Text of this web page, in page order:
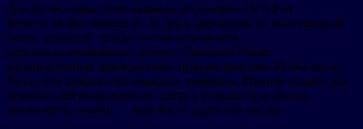
Для футбольных болельщиков посещение FIFA Fan
Festival может начаться с острых ощущений от виртуальной
серии пенальти, чтобы потом запечатлеть
персонализированный момент Champion Frame,
вдохновленный знаменитыми празднованиями Кубка мира.
Хотя путь каждого болельщика уникален, Hisense создает для
посетителей возможности сделать больше, чем просто
посмотреть турнир — они могут стать его частью.